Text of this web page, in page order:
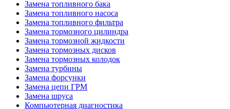
Замена топливного бака
Замена топливного насоса
Замена топливного фильтра
Замена тормозного цилиндра
Замена тормозной жидкости
Замена тормозных дисков
Замена тормозных колодок
Замена турбины
Замена форсунки
Замена цепи ГРМ
Замена шруса
Компьютерная диагностика